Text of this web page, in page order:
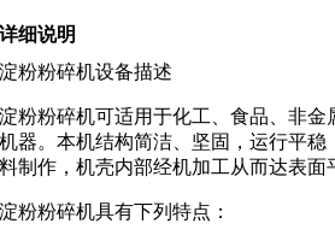
详细说明
粉粉碎机设备描述
粉粉碎机可适用于化工、食品、非
器。本机结构简洁、坚固，运行平
制作，机壳内部经机加工从而达表面
粉粉碎机具有下列特点：